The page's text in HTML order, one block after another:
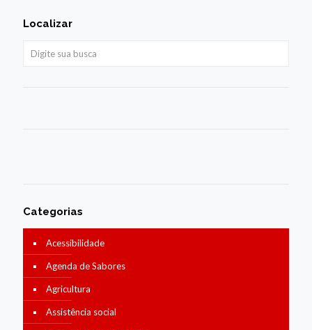
Localizar
Categorias
Acessibilidade
Agenda de Sabores
Agricultura
Assistência social